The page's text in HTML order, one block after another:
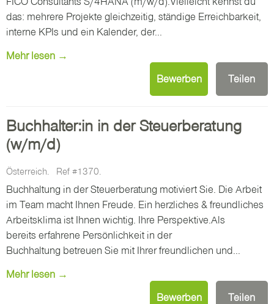
das: mehrere Projekte gleichzeitig, ständige Erreichbarkeit,
interne KPIs und ein Kalender, der...
Mehr lesen →
Bewerben Teilen
Buchhalter:in in der Steuerberatung
(w/m/d)
Österreich. Ref #1370.
Buchhaltung in der Steuerberatung motiviert Sie. Die Arbeit
im Team macht Ihnen Freude. Ein herzliches & freundliches
Arbeitsklima ist Ihnen wichtig. Ihre Perspektive.Als
bereits erfahrene Persönlichkeit in der
Buchhaltung betreuen Sie mit Ihrer freundlichen und...
Mehr lesen →
Bewerben Teilen